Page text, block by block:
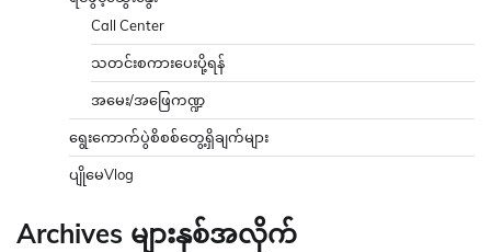
Call Center
သတင်းစကားပေးပို့ရန်
အမေး/အဖြေကဏ္ဍ
ရွေးကောက်ပွဲစိစစ်တွေ့ရှိချက်များ
ပျိုမေVlog
Archives များနှစ်အလိုက်